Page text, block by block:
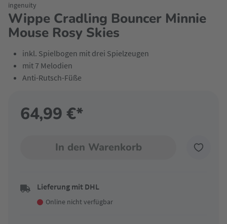
Wippe Cradling Bouncer Minnie
Mouse Rosy Skies
ingenuity
inkl. Spielbogen mit drei Spielzeugen
mit 7 Melodien
Anti-Rutsch-Füße
64,99 €*
In den Warenkorb
Lieferung mit DHL
Online nicht verfügbar